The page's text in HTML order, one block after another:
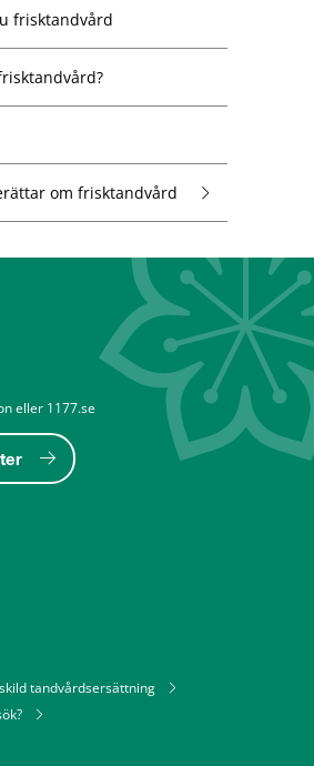
frisktandvård
om frisktandvård
eller 1177.se
tandvårdsersättning